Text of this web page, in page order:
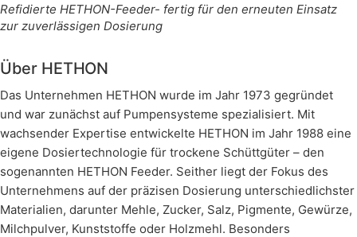
Refidierte HETHON-Feeder- fertig für den erneuten Einsatz
zur zuverlässigen Dosierung
Über HETHON
Das Unternehmen HETHON wurde im Jahr 1973 gegründet
und war zunächst auf Pumpensysteme spezialisiert. Mit
wachsender Expertise entwickelte HETHON im Jahr 1988 eine
eigene Dosiertechnologie für trockene Schüttgüter – den
sogenannten HETHON Feeder. Seither liegt der Fokus des
Unternehmens auf der präzisen Dosierung unterschiedlichster
Materialien, darunter Mehle, Zucker, Salz, Pigmente, Gewürze,
Milchpulver, Kunststoffe oder Holzmehl. Besonders